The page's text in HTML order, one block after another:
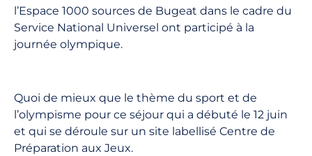
l’Espace 1000 sources de Bugeat dans le cadre du
Service National Universel ont participé à la
journée olympique.
Quoi de mieux que le thème du sport et de
l’olympisme pour ce séjour qui a débuté le 12 juin
et qui se déroule sur un site labellisé Centre de
Préparation aux Jeux.